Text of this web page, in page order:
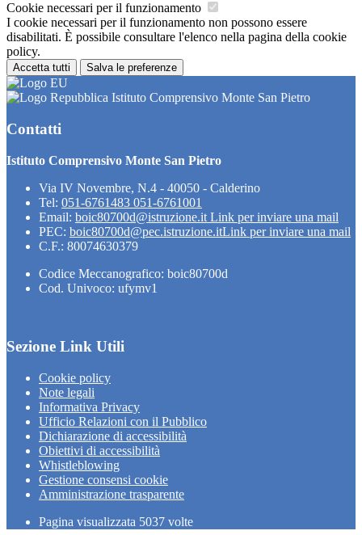
Cookie necessari per il funzionamento
I cookie necessari per il funzionamento non possono essere
disabilitati. È possibile consultare l'elenco nella pagina della cookie
policy.
Accetta tutti Salva le preferenze
Istituto Comprensivo Monte San Pietro
Contatti
Istituto Comprensivo Monte San Pietro
Via IV Novembre, N.4 - 40050 - Calderino
Tel: 051-6761483 051-6761001
Email: boic80700d@istruzione.it Link per inviare una mail
PEC: boic80700d@pec.istruzione.itLink per inviare una mail
C.F.: 80074630379
Codice Meccanografico: boic80700d
Cod. Univoco: ufymv1
Sezione Link Utili
Cookie policy
Note legali
Informativa Privacy
Ufficio Relazioni con il Pubblico
Dichiarazione di accessibilità
Obiettivi di accessibilità
Whistleblowing
Gestione consensi cookie
Amministrazione trasparente
Pagina visualizzata 5037 volte